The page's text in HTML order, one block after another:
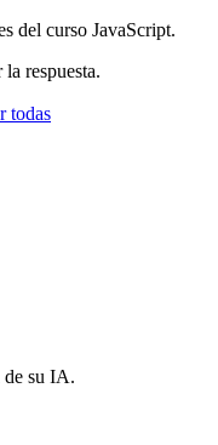
del curso JavaScript.
respuesta.
todas
de su IA.